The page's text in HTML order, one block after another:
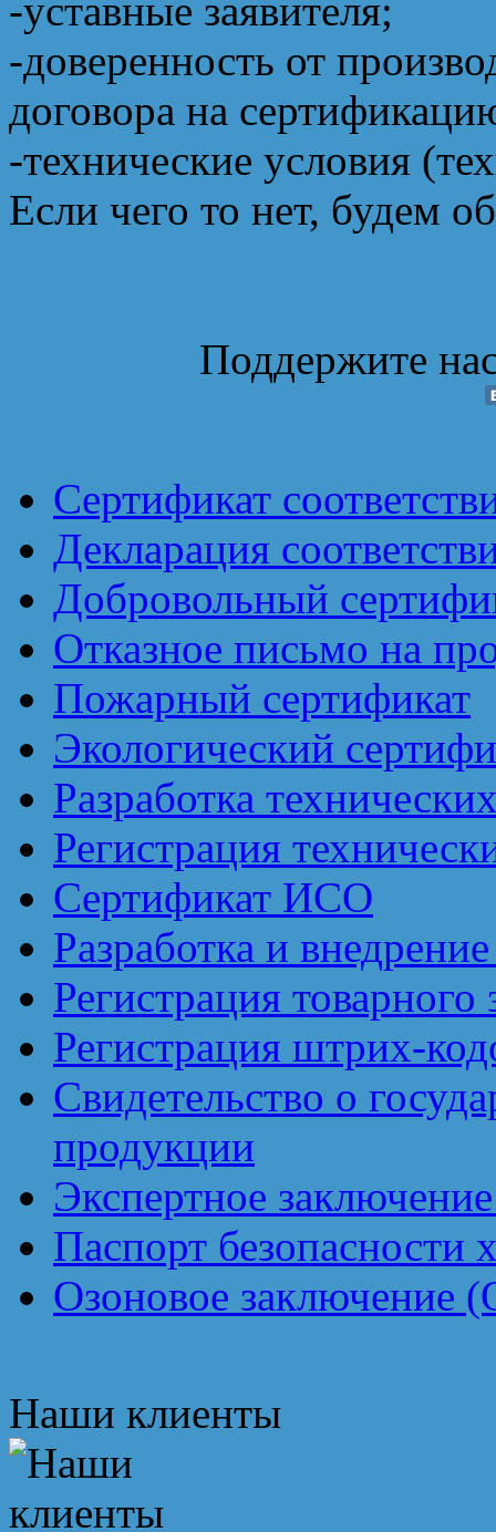
-уставные заявителя;
-доверенность от
договора на
-технические условия
Если чего то нет, будем
Поддержите
Сертификат
Декларация
Добровольный
Отказное письмо на
Пожарный сертификат
Экологический
Разработка
Регистрация
Сертификат ИСО
Разработка и
Регистрация товарного
Регистрация штрих-
Свидетельство о
продукции
Экспертное
Паспорт безопасности
Озоновое заключение
Наши клиенты